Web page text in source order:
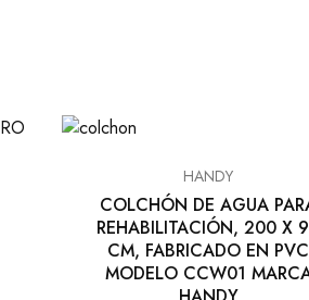
HANDY
COLCHÓN DE AGUA
REHABILITACIÓN, 200 X
CM, FABRICADO EN PVC
MODELO CCW01